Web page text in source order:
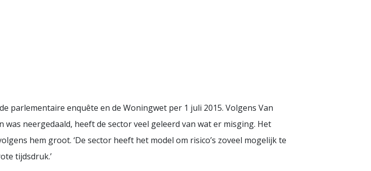
parlementaire enquête en de Woningwet per 1 juli 2015. Volgens Van
neergedaald, heeft de sector veel geleerd van wat er misging. Het
hem groot. ‘De sector heeft het model om risico’s zoveel mogelijk te
tijdsdruk.’